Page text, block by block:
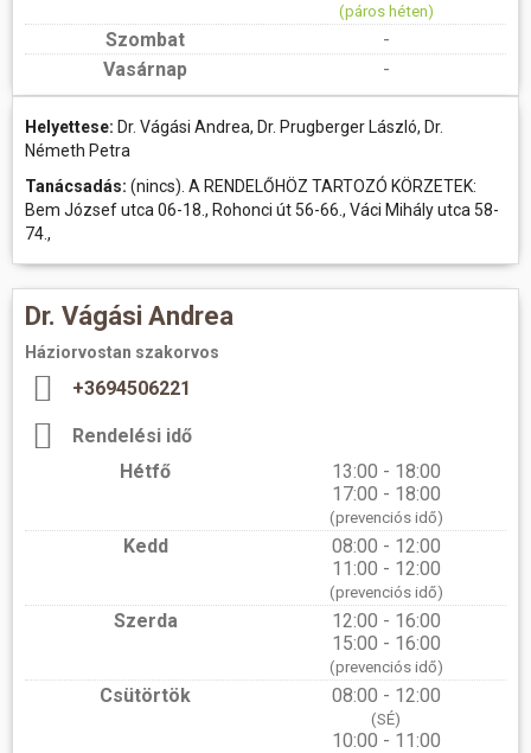
(páros héten)
Szombat
-
Vasárnap
-
Helyettese: Dr. Vágási Andrea, Dr. Prugberger László, Dr.
Németh Petra
Tanácsadás: (nincs). A RENDELŐHÖZ TARTOZÓ KÖRZETEK:
Bem József utca 06-18., Rohonci út 56-66., Váci Mihály utca 58-
74.,
Dr. Vágási Andrea
Háziorvostan szakorvos
+3694506221
Rendelési idő
Hétfő
13:00 - 18:00
17:00 - 18:00
(prevenciós idő)
Kedd
08:00 - 12:00
11:00 - 12:00
(prevenciós idő)
Szerda
12:00 - 16:00
15:00 - 16:00
(prevenciós idő)
Csütörtök 08:00 - 12:00
(SÉ)
10:00 - 11:00